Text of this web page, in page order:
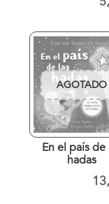
AGOTADO
En el país de
hadas